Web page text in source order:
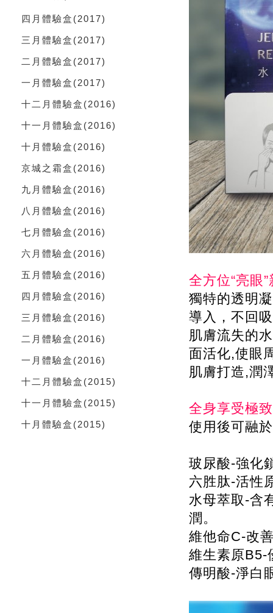
全方位“亮眼
獨特的透明
導入，不回
肌膚流失的
面活化,使眼
肌膚打造,潤
全身享受極
使用後可融
玻尿酸-強化
六胜肽-活性
水母萃取-含
潤。
維他命C-改
維生素原B5-
傳明酸-淨白
四月體驗盒 (2017)
三月體驗盒 (2017)
二月體驗盒 (2017)
一月體驗盒 (2017)
十二月體驗盒 (2016)
十一月體驗盒 (2016)
十月體驗盒 (2016)
京城之霜盒 (2016)
九月體驗盒 (2016)
八月體驗盒 (2016)
七月體驗盒 (2016)
六月體驗盒 (2016)
五月體驗盒 (2016)
四月體驗盒 (2016)
三月體驗盒 (2016)
二月體驗盒 (2016)
一月體驗盒 (2016)
十二月體驗盒 (2015)
十一月體驗盒 (2015)
十月體驗盒 (2015)